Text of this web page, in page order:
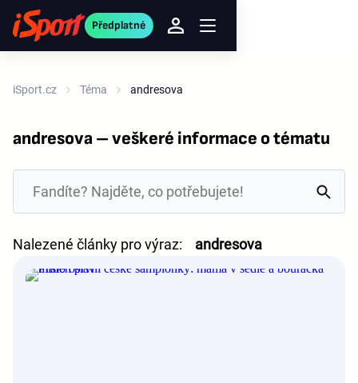
Předplatné
iSport.cz Téma andresova
andresova – veškeré informace o tématu
Nalezené články pro výraz: andresova